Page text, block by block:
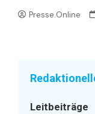
Presse.Online
Leitbeiträge